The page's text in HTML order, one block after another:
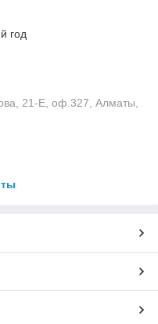
год
21-Е, оф.327, Алматы,